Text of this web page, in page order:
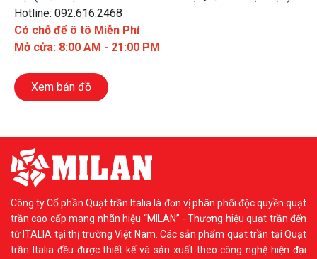
Hotline: 092.616.2468
Có chỗ để ô tô Miễn Phí
Mở cửa: 8:00 AM - 21:00 PM
Xem bản đồ
Công ty Cổ phần Quạt trần Italia là đơn vị phân phối độc quyền quạt
trần cao cấp mang nhãn hiệu “MILAN” - Thương hiệu quạt trần đến
từ ITALIA tại thị trường Việt Nam. Các sản phẩm quạt trần tại Quạt
trần Italia đều được thiết kế và sản xuất theo công nghệ hiện đại